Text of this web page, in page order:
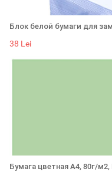
Блок белой бумаги для
38 Lei
Бумага цветная А4, 80г/м2,